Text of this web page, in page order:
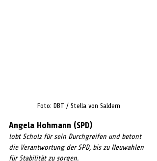
Foto: DBT / Stella von Saldern
Angela Hohmann (SPD)
lobt Scholz für sein Durchgreifen und betont
die Verantwortung der SPD, bis zu Neuwahlen
für Stabilität zu sorgen.